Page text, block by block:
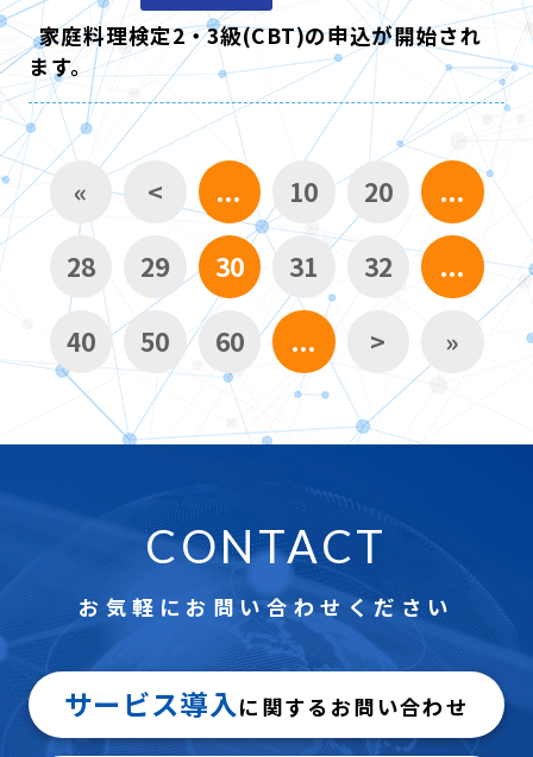
家庭料理検定2・3級(CBT)の申込が開始され
ます。
« < ... 10 20 ...
28 29 30 31 32 ...
40 50 60 ... > »
CONTACT
お気軽にお問い合わせください
サービス導入に関するお問い合わせ